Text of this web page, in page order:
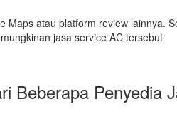
Maps atau platform review lainnya.
jasa service AC tersebut
Beberapa Penyedia